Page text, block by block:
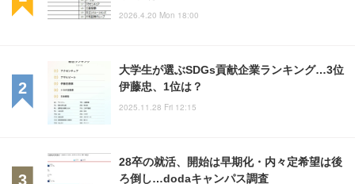
2026.4.20 Mon 18:00
大学生が選ぶSDGs貢献企業ランキング…3位
伊藤忠、1位は？
2025.11.28 Fri 12:15
28卒の就活、開始は早期化・内々定希望は後
ろ倒し…dodaキャンパス調査